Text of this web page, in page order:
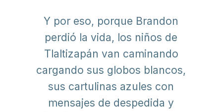
Y por eso, porque Brandon
perdió la vida, los niños de
Tlaltizapán van caminando
cargando sus globos blancos,
sus cartulinas azules con
mensajes de despedida y